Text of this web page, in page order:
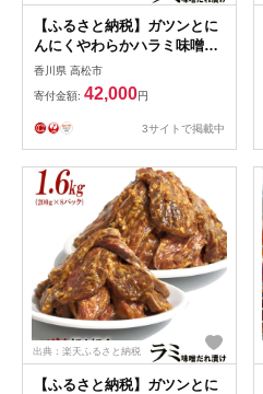
【ふるさと納税】ガツンとに
んにくやわらかハラミ味噌だ
れ漬け3kg（200g×15） | 肉
お肉 にく 食品 ギフト
香川県 高松市
寄付金額: 42,000円
3サイトで掲載中
出典：楽天ふるさと納税
【ふるさと納税】ガツンとに